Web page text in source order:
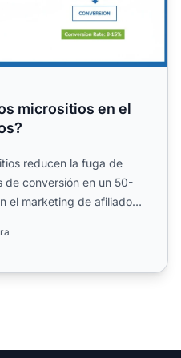
micrositios en el
reducen la fuga de
de conversión en un 50-
el marketing de afiliados.